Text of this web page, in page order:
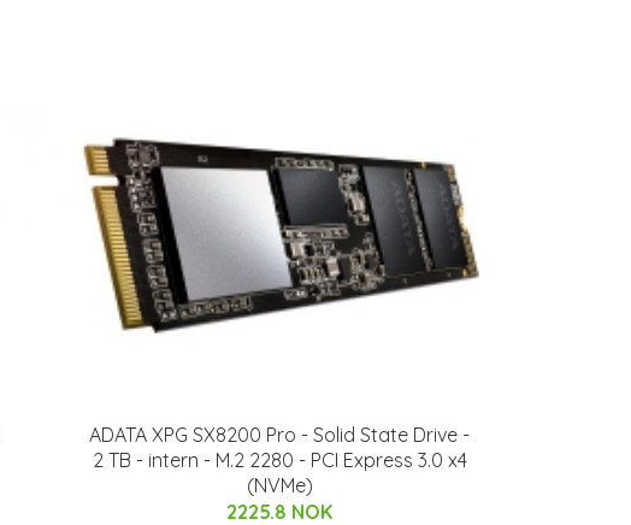
ADATA XPG SX8200 Pro - Solid State Drive -
2 TB - intern - M.2 2280 - PCI Express 3.0 x4
(NVMe)
2225.8 NOK